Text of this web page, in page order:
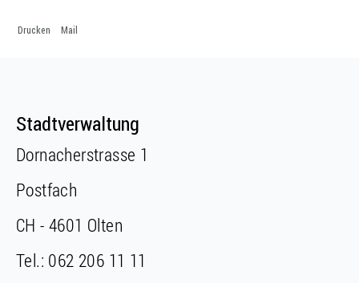
Drucken Mail
Fusszeile
Stadtverwaltung
Dornacherstrasse 1
Postfach
CH - 4601 Olten
Tel.: 062 206 11 11